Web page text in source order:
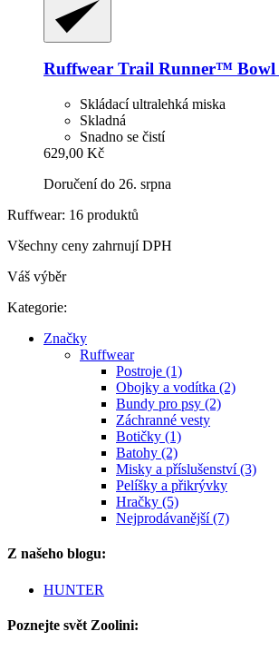
Ruffwear Trail Runner™ Bowl
Skládací ultralehká miska
Skladná
Snadno se čistí
629,00 Kč
Doručení do 26. srpna
Ruffwear: 16 produktů
Všechny ceny zahrnují DPH
Váš výběr
Kategorie:
Značky
Ruffwear
Postroje (1)
Obojky a vodítka (2)
Bundy pro psy (2)
Záchranné vesty
Botičky (1)
Batohy (2)
Misky a příslušenství (3)
Pelíšky a přikrývky
Hračky (5)
Nejprodávanější (7)
Z našeho blogu:
HUNTER
Poznejte svět Zoolini: